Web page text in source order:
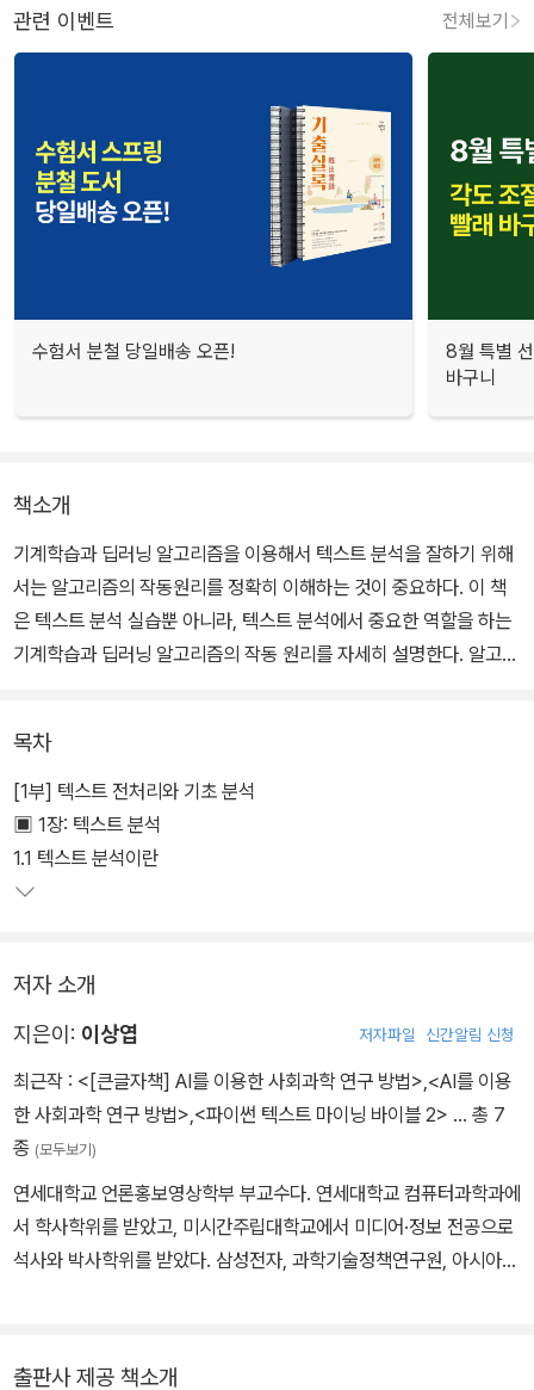
관련 이벤트 전체보기
수험서 분철 당일배송 오픈!
8월 특별
바구니
책소개
기계학습과 딥러닝 알고리즘을 이용해서 텍스트 분석을 잘하기 위해
서는 알고리즘의 작동원리를 정확히 이해하는 것이 중요하다. 이 책
은 텍스트 분석 실습뿐 아니라, 텍스트 분석에서 중요한 역할을 하는
기계학습과 딥러닝 알고리즘의 작동 원리를 자세히 설명한다. 알고리
목차
[1부] 텍스트 전처리와 기초 분석
▣ 1장: 텍스트 분석
1.1 텍스트 분석이란
저자 소개
지은이: 이상엽 저자파일 신간알림 신청
최근작 : <[큰글자책] AI를 이용한 사회과학 연구 방법> <AI를 이용
한 사회과학 연구 방법> <파이썬 텍스트 마이닝 바이블 2> … 총 7
종 (모두보기)
연세대학교 언론홍보영상학부 부교수다. 연세대학교 컴퓨터과학과에
서 학사학위를 받았고, 미시간주립대학교에서 미디어·정보 전공으로
석사와 박사학위를 받았다. 삼성전자, 과학기술정책연구원, 아시아개
출판사 제공 책소개